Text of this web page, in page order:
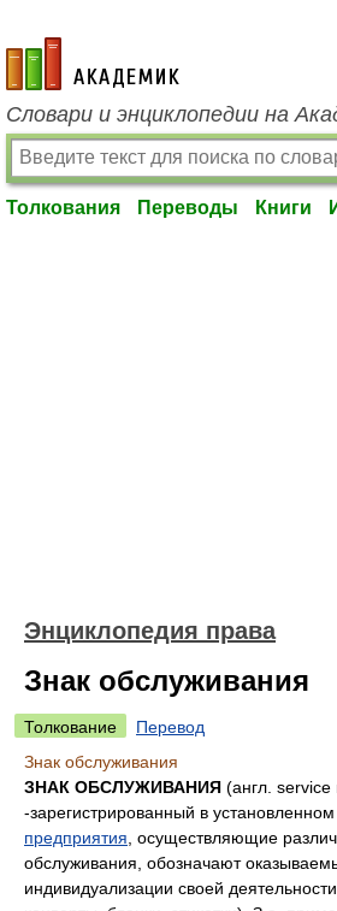
academic.ru
Словари и энциклопедии на
Толкования Переводы Книги
Энциклопедия права
Знак обслуживания
Толкование
Перевод
Знак обслуживания
ЗНАК ОБСЛУЖИВАНИЯ (англ. service
-зарегистрированный в
предприятия , осуществляющие
обслуживания, обозначают
индивидуализации своей